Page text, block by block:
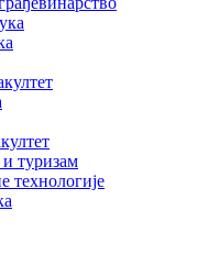
и туризам
технологије